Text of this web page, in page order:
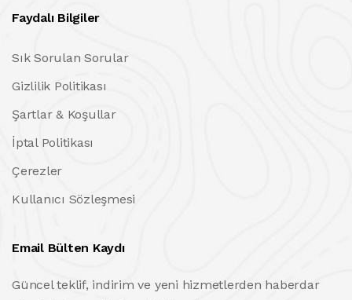
Faydalı Bilgiler
Sık Sorulan Sorular
Gizlilik Politikası
Şartlar & Koşullar
İptal Politikası
Çerezler
Kullanıcı Sözleşmesi
Email Bülten Kaydı
Güncel teklif, indirim ve yeni hizmetlerden haberdar